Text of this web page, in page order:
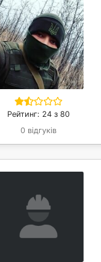
Рейтинг: 24 з 80
0 відгуків